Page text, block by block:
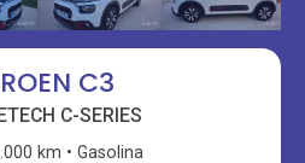
C3
C-SERIES
km
Gasolina